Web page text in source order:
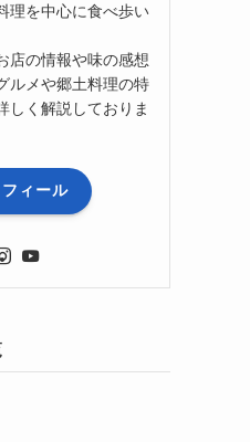
理を中心に食べ歩い
店の情報や味の感想
ルメや郷土料理の特
しく解説しておりま
ィール